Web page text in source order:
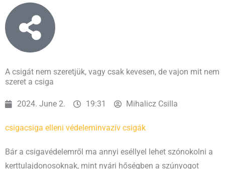
A csigát nem szeretjük, vagy csak kevesen, de vajon mit nem
szeret a csiga
2024. June 2. 19:31 Mihalicz Csilla
csigacsiga elleni védeleminvazív csigák
Bár a csigavédelemről ma annyi eséllyel lehet szónokolni a
kerttulajdonosoknak, mint nyári hőségben a szúnyogot